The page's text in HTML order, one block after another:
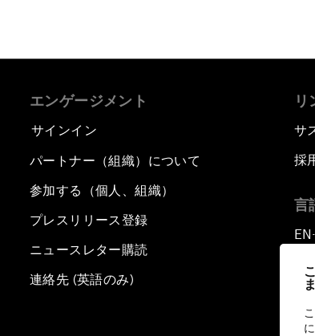
エンゲージメント
サインイン
パートナー（組織）について
参加する（個人、組織）
プレスリリース登録
ニュースレター購読
連絡先 (英語のみ)
リ
サ
採
言
EN ▪